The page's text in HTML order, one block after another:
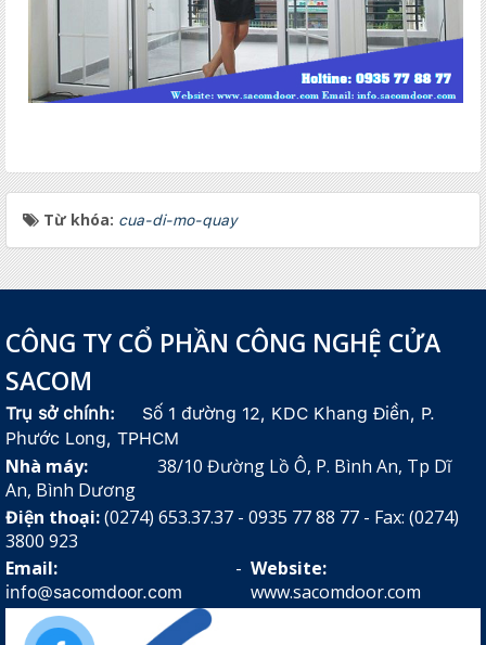
Từ khóa: cua-di-mo-quay
CÔNG TY CỔ PHẦN CÔNG NGHỆ CỬA
SACOM
Trụ sở chính:
Số 1 đường 12, KDC Khang Điền, P.
Phước Long, TPHCM
Nhà máy: 38/10 Đường Lồ Ô, P. Bình An, Tp Dĩ
An, Bình Dương
Điện thoại:(0274) 653.37.37 - 0935 77 88 77 - Fax: (0274)
3800 923
Email:
info@sacomdoor.com
- Website:
www.sacomdoor.com